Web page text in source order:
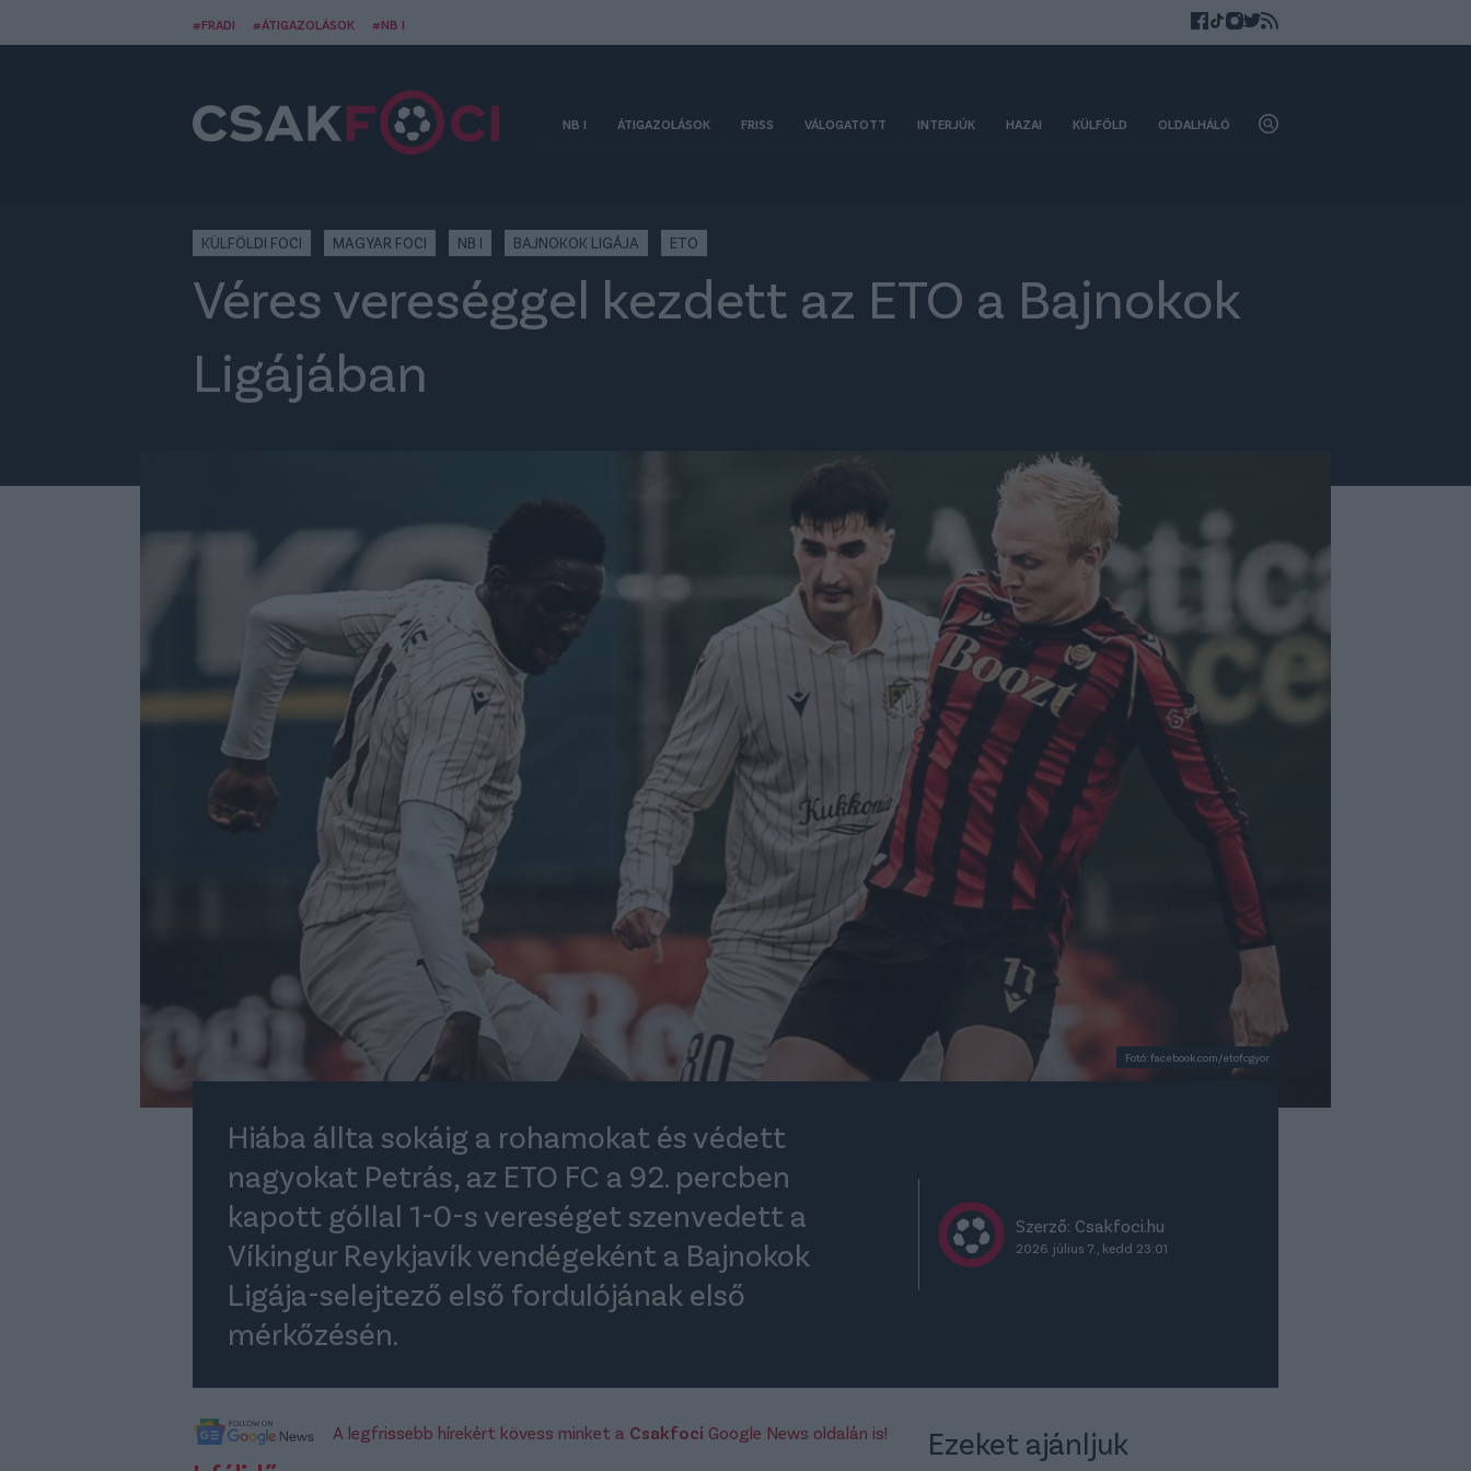
#FRADI #ÁTIGAZOLÁSOK #NB I
NB I ÁTIGAZOLÁSOK FRISS VÁLOGATOTT INTERJÚK HAZAI KÜLFÖLD OLDALHÁLÓ
KÜLFÖLDI FOCI MAGYAR FOCI NB I BAJNOKOK LIGÁJA ETO
Véres vereséggel kezdett az ETO a Bajnokok
Ligájában
Fotó: facebook.com/etofcgyor
Hiába állta sokáig a rohamokat és védett
nagyokat Petrás, az ETO FC a 92. percben
kapott góllal 1-0-s vereséget szenvedett a
Víkingur Reykjavík vendégeként a Bajnokok
Ligája-selejtező első fordulójának első
mérkőzésén.
Szerző: Csakfoci.hu
2026. július 7., kedd 23:01
A legfrissebb hírekért kövess minket a Csakfoci Google News oldalán is! Ezeket ajánljuk